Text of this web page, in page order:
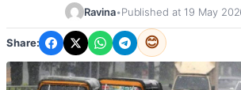
Ravina•Published at 19 May
Share: 😊